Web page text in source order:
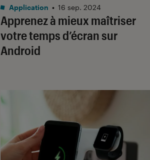
Apprenez à mieux maîtriser
votre temps d’écran sur
Android
Application • 16 sep. 2024